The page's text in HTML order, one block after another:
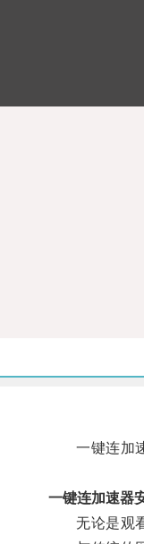
一键连加速
一键连加速器
无论是观看